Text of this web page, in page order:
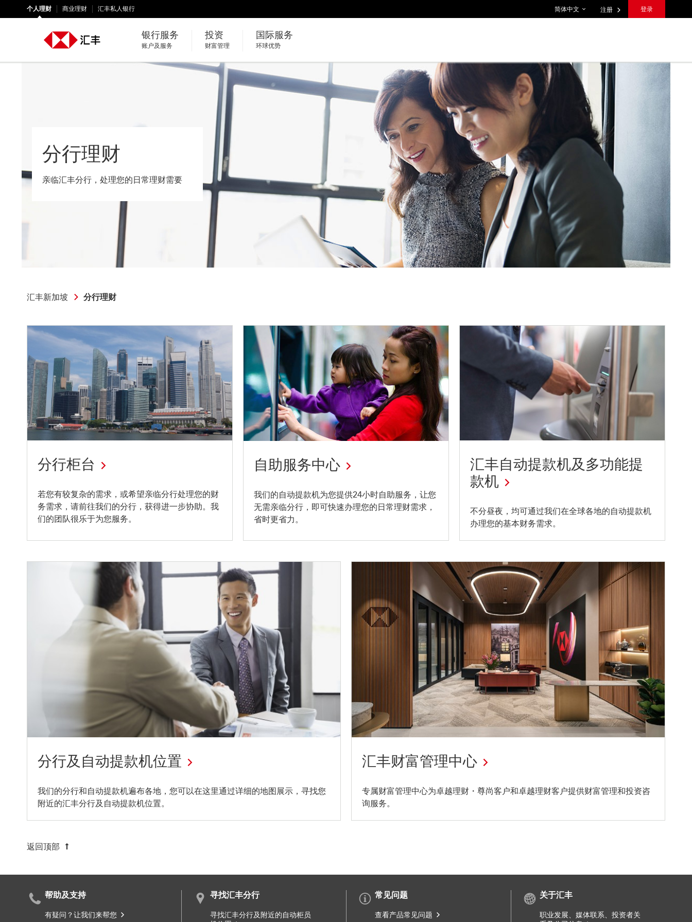
个人理财 商业理财 汇丰私人银行 语言设置
简体中文 注册 登录
银行服务
账户及服务
投资
财富管理
国际服务
环球优势
分行理财
亲临汇丰分行，处理您的日常理财需要
汇丰新加坡 分行理财
分行柜台
24
小
动
若您有较复杂的需求，或希望亲临分行处理您的财
务需求，请前往我们的分行，获得进一步协助。我
们的团队很乐于为您服务。
自助服务中心
随
时
快
速
银
行
服
务
我们的自动提款机为您提供24小时自助服务，让您
无需亲临分行，即可快速办理您的日常理财需求，
省时更省力。
汇丰自动提款机及多功能提
款机
适
用
较
复
杂
的
理
财
需
求
不分昼夜，均可通过我们在全球各地的自动提款机
办理您的基本财务需求。
分行及自动提款机位置
更
多
行
自
动
我们的分行和自动提款机遍布各地，您可以在这里通过详细的地图展示，寻找您
附近的汇丰分行及自动提款机位置。
汇丰财富管理中心
更
多
自
动
专属财富管理中心为卓越理财・尊尚客户和卓越理财客户提供财富管理和投资咨
询服务。
返回顶部
帮助及支持
有疑问？让我们来帮您
寻找汇丰分行
寻找汇丰分行及附近的自动柜员
常见问题
查看产品常见问题
关于汇丰
职业发展、媒体联系、投资者关